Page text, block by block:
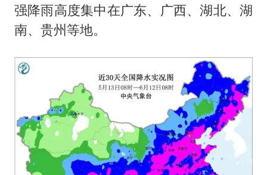
强降雨高度集中在广东、广西、湖北、湖
南、贵州等地。